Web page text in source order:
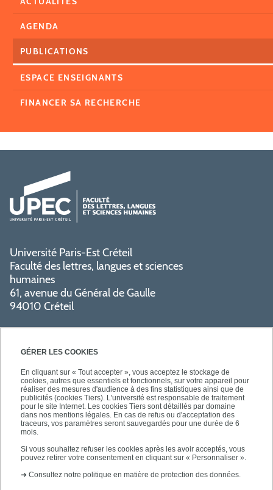
GÉRER LES COOKIES
En cliquant sur « Tout accepter », vous acceptez le stockage de
cookies, autres que essentiels et fonctionnels, sur votre appareil pour
réaliser des mesures d'audience à des fins statistiques ainsi que de
publicités (cookies Tiers). L'université est responsable de traitement
pour le site Internet. Les cookies Tiers sont détaillés par domaine
dans nos mentions légales. En cas de refus ou d'acceptation des
traceurs, vos paramètres seront sauvegardés pour une durée de 6
mois.
Si vous souhaitez refuser les cookies après les avoir acceptés, vous
pouvez retirer votre consentement en cliquant sur « Personnaliser ».
➜ Consultez notre politique en matière de protection des données.
AGENDA
PUBLICATIONS
ESPACE ENSEIGNANTS
FINANCER SA RECHERCHE
Université Paris-Est Créteil
Faculté des lettres, langues et sciences
humaines
61, avenue du Général de Gaulle
94010 Créteil
PRATIQUE
NOS FORMATIONS